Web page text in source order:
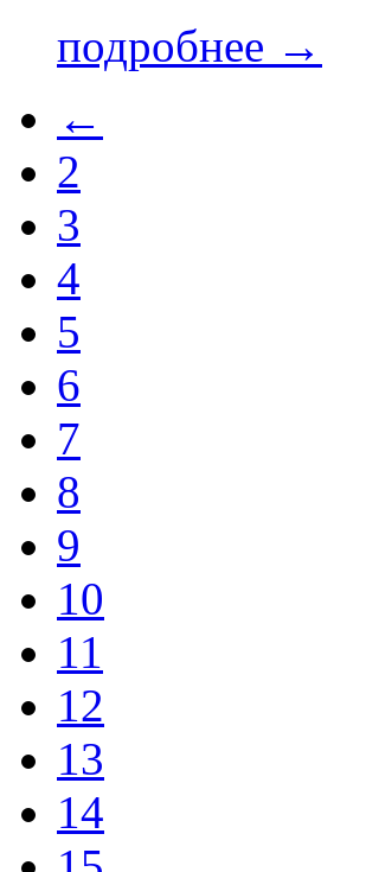
подробнее →
←
2
3
4
5
6
7
8
9
10
11
12
13
14